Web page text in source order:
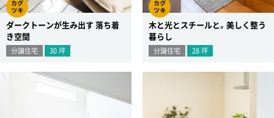
ダークトーンが生み出す 落ち着
き空間
分譲住宅 30坪
木と光とスチールと。美しく整う
暮らし
分譲住宅 28坪